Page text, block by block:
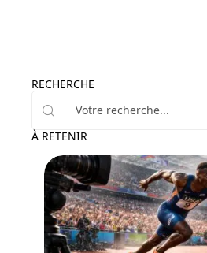
RECHERCHE
À RETENIR
Loisirs